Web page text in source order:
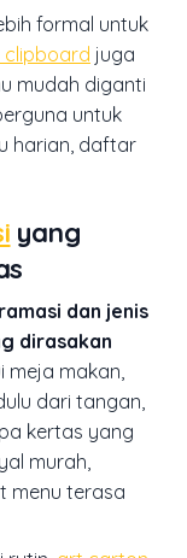
formal untuk
clipboard juga
mudah diganti
untuk
harian, daftar
yang
dan jenis
dirasakan
meja makan,
dari tangan,
kertas yang
murah,
menu terasa